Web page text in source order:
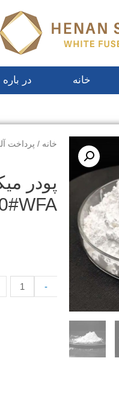
خانه در باره
خانه / پرداخت
-